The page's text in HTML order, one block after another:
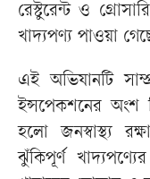
রেস্টুরেন্ট ও
খাদ্যপণ্য পাওয়া
এই অভিযানটি
ইন্সপেকশনের অংশ
হলো জনস্বাস্থ্য
ঝুঁকিপূর্ণ